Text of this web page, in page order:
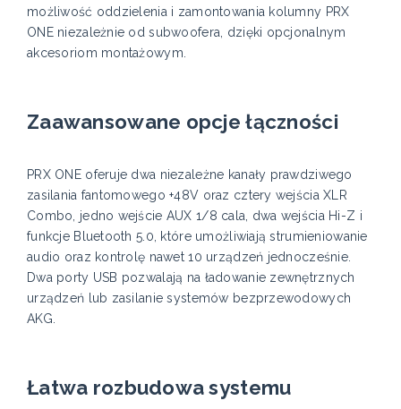
możliwość oddzielenia i zamontowania kolumny PRX
ONE niezależnie od subwoofera, dzięki opcjonalnym
akcesoriom montażowym.
Zaawansowane opcje łączności
PRX ONE oferuje dwa niezależne kanały prawdziwego
zasilania fantomowego +48V oraz cztery wejścia XLR
Combo, jedno wejście AUX 1/8 cala, dwa wejścia Hi-Z i
funkcje Bluetooth 5.0, które umożliwiają strumieniowanie
audio oraz kontrolę nawet 10 urządzeń jednocześnie.
Dwa porty USB pozwalają na ładowanie zewnętrznych
urządzeń lub zasilanie systemów bezprzewodowych
AKG.
Łatwa rozbudowa systemu